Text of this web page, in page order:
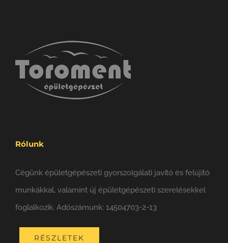
Rólunk
Cégünk épületgépészeti gyorszolgálati javító és felújító
munkákkal, valamint új épületgépészeti szerelésekkel
foglalkozik. Adószámunk: 14504703-2-13
RÉSZLETEK